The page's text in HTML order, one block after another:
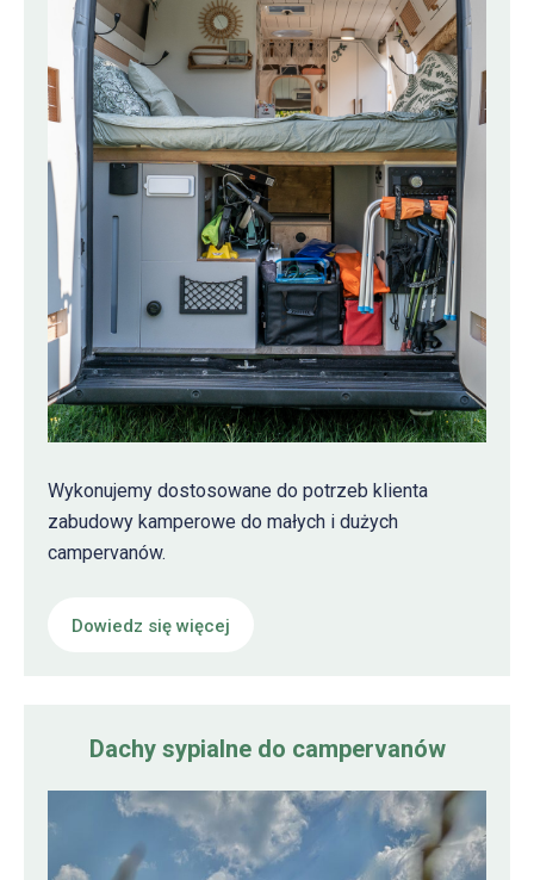
Wykonujemy dostosowane do potrzeb klienta
zabudowy kamperowe do małych i dużych
campervanów.
Dowiedz się więcej
Dachy sypialne do campervanów